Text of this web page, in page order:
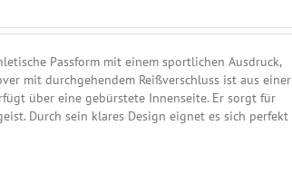
Passform mit einem sportlichen Ausdruck,
mit durchgehendem Reißverschluss ist aus einer
über eine gebürstete Innenseite. Er sorgt für
Durch sein klares Design eignet es sich perfekt